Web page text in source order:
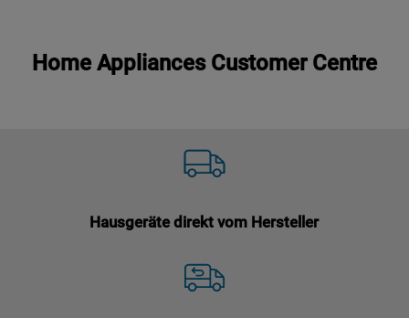
Home Appliances Customer Centre
Hausgeräte direkt vom Hersteller